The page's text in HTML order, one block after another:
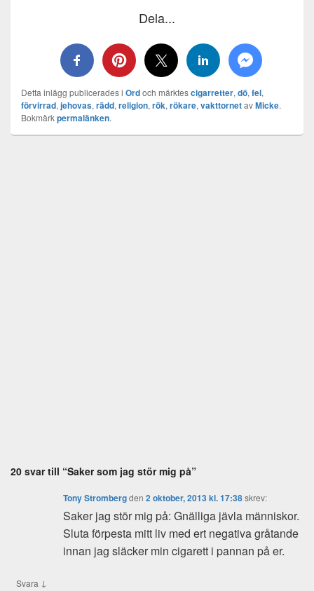
Dela...
Detta inlägg publicerades i Ordoch märktescigarretter, dö, fel,
förvirrad, jehovas, rädd, religion, rök, rökare, vakttornetavMicke.
Bokmärkpermalänken.
20 svar till “Saker som jag stör mig på”
Tony Strombergden2 oktober, 2013 kl. 17:38skrev:
Saker jag stör mig på: Gnälliga jävla människor.
Sluta förpesta mitt liv med ert negativa gråtande
innan jag släcker min cigarett i pannan på er.
Svara ↓